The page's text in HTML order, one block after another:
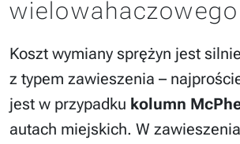
wielowahaczowego
Koszt wymiany sprężyn jest
z typem zawieszenia –
jest w przypadku kolumn
autach miejskich. W